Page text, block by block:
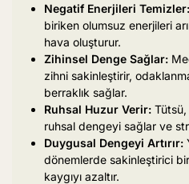
Negatif Enerjileri Temizler:
biriken olumsuz enerjileri
hava oluşturur.
Zihinsel Denge Sağlar:
zihni sakinleştirir,
berraklık sağlar.
Ruhsal Huzur Verir: Tütsü,
ruhsal dengeyi sağlar ve
Duygusal Dengeyi Artırır:
dönemlerde sakinleştirici
kaygıyı azaltır.